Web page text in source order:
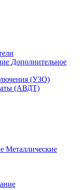
Дополнительное
(УЗО)
(АВДТ)
Металлические